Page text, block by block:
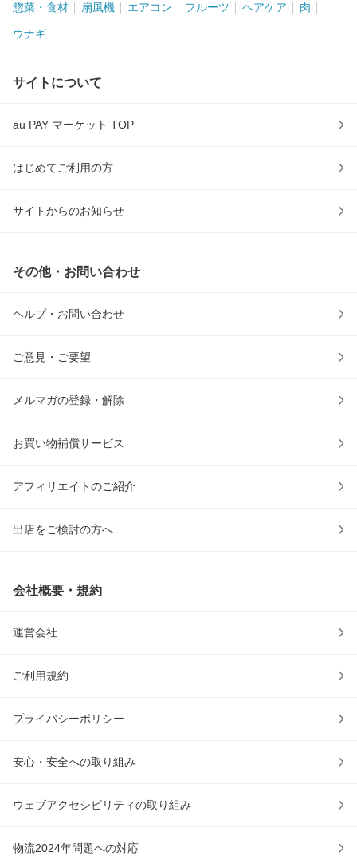
惣菜・食材 扇風機 エアコン フルーツ ヘアケア 肉
ウナギ
サイトについて
au PAY マーケット TOP
はじめてご利用の方
サイトからのお知らせ
その他・お問い合わせ
ヘルプ・お問い合わせ
ご意見・ご要望
メルマガの登録・解除
お買い物補償サービス
アフィリエイトのご紹介
出店をご検討の方へ
会社概要・規約
運営会社
ご利用規約
プライバシーポリシー
安心・安全への取り組み
ウェブアクセシビリティの取り組み
物流2024年問題への対応